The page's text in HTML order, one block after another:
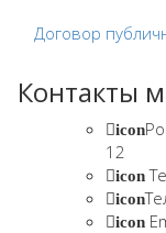
Договор
Контакты
icon
12
icon
icon
icon